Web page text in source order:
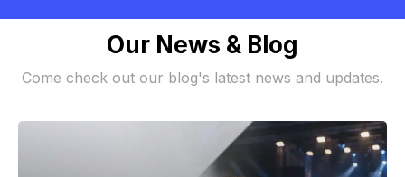
Our News & Blog
Come check out our blog's latest news and updates.